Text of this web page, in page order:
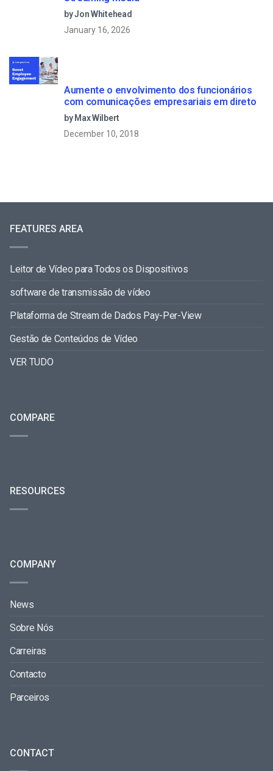
by Jon Whitehead
January 16, 2026
Aumente o envolvimento dos funcionários
com comunicações empresariais em direto
by Max Wilbert
December 10, 2018
FEATURES AREA
Leitor de Vídeo para Todos os Dispositivos
software de transmissão de vídeo
Plataforma de Stream de Dados Pay-Per-View
Gestão de Conteúdos de Vídeo
VER TUDO
COMPARE
RESOURCES
COMPANY
News
Sobre Nós
Carreiras
Contacto
Parceiros
CONTACT